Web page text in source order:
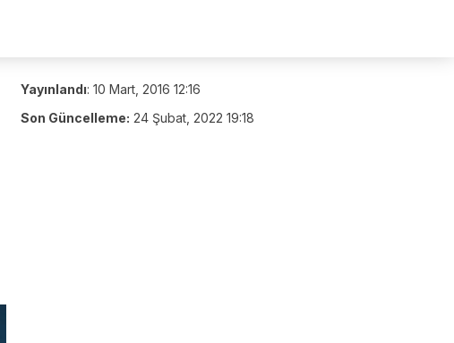
Yayınlandı: 10 Mart, 2016 12:16
Son Güncelleme: 24 Şubat, 2022 19:18